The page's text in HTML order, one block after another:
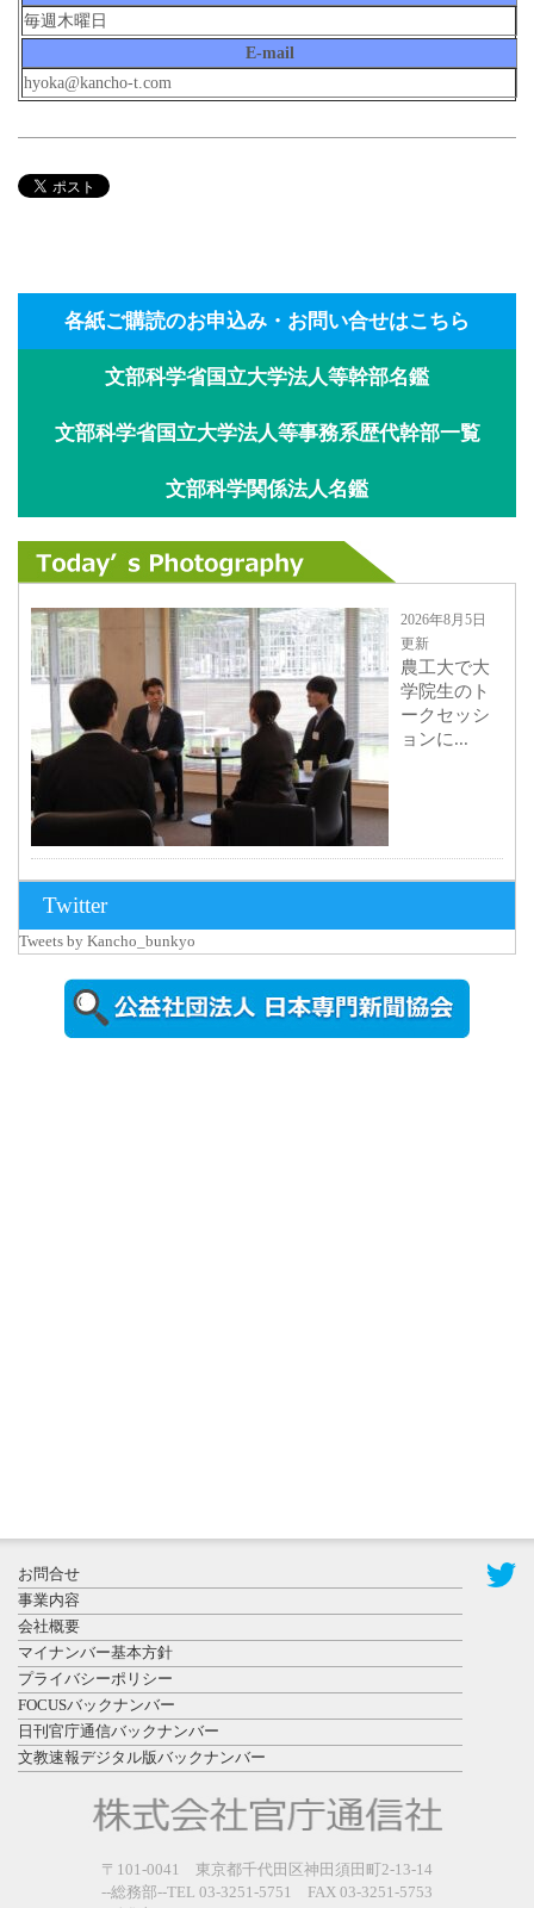
毎週木曜日
E-mail
hyoka@kancho-t.com
各紙ご購読のお申込み・お問い合せはこちら
文部科学省国立大学法人等幹部名鑑
文部科学省国立大学法人等事務系歴代幹部一覧
文部科学関係法人名鑑
2026年8月5日
更新
農工大で大
学院生のト
ークセッシ
ョンに...
ォトスポッ
ト （8...
県警等と大
規模災害時
連携協定を
締結し...
2026年7月27
日更新
政経学部の
来春開設決
Twitter
Tweets by Kancho_bunkyo
お問合せ
事業内容
会社概要
マイナンバー基本方針
プライバシーポリシー
FOCUSバックナンバー
日刊官庁通信バックナンバー
文教速報デジタル版バックナンバー
〒101-0041 東京都千代田区神田須田町2-13-14
--総務部--TEL 03-3251-5751 FAX 03-3251-5753